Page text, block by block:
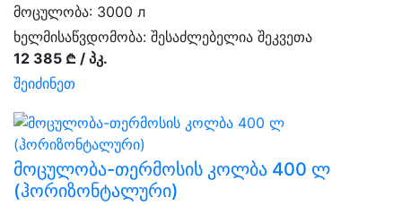
მოცულობა: 3000 л
ხელმისაწვდომობა: შესაძლებელია შეკვეთა
12 385 ₾ / პკ.
შეიძინეთ
მოცულობა-თერმოსის კოლბა 400 ლ
(ჰორიზონტალური)